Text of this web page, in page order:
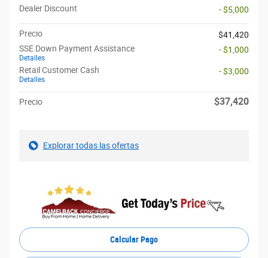
Dealer Discount
- $5,000
Precio
$41,420
SSE Down Payment Assistance
Detalles
- $1,000
Retail Customer Cash
Detalles
- $3,000
Precio $37,420
Explorar todas las ofertas
Calcular Pago